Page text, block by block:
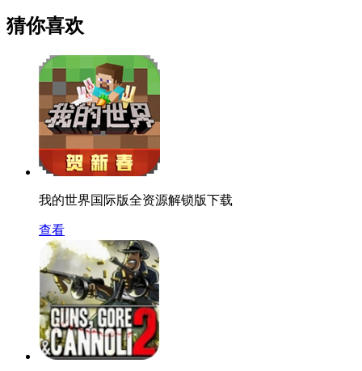
猜你喜欢
我的世界国际版全资源解锁版下载
查看